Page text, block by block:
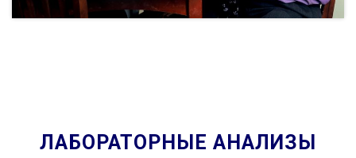
ЛАБОРАТОРНЫЕ АНАЛИЗЫ